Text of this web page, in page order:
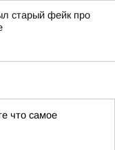
старый фейк про
что самое